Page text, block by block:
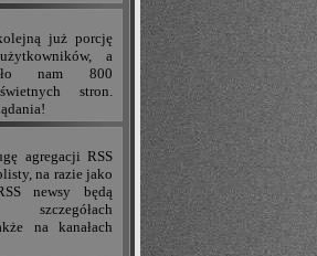
już porcję
a
nam 800
stron.
agregacji RSS
na razie jako
newsy będą
na kanałach